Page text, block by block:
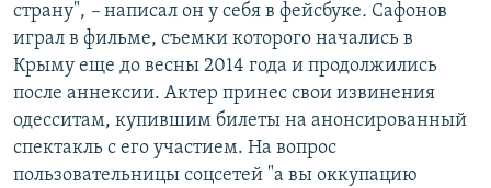
страну", – написал он у себя в фейсбуке. Сафонов
играл в фильме, съемки которого начались в
Крыму еще до весны 2014 года и продолжились
после аннексии. Актер принес свои извинения
одесситам, купившим билеты на анонсированный
спектакль с его участием. На вопрос
пользовательницы соцсетей "а вы оккупацию